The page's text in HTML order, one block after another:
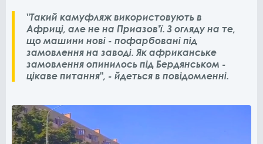
"Такий камуфляж використовують в
Африці, але не на Приазов'ї. З огляду на те,
що машини нові - пофарбовані під
замовлення на заводі. Як африканське
замовлення опинилось під Бердянськом -
цікаве питання", - йдеться в повідомленні.